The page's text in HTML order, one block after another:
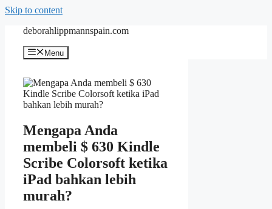
Skip to content
deborahlippmannspain.com
Menu
Mengapa Anda
membeli $ 630 Kindle
Scribe Colorsoft ketika
iPad bahkan lebih
murah?